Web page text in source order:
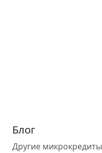
Блог
Другие микрокредиты